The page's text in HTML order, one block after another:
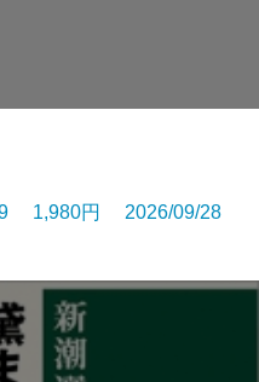
9 1,980円 2026/09/28